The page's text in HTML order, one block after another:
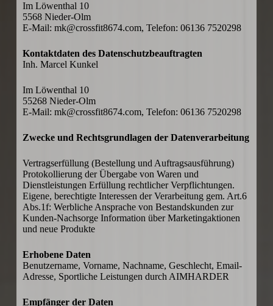
Im Löwenthal 10
5568 Nieder-Olm
E-Mail: mk@crossfit8674.com, Telefon: 06136 7520298
Kontaktdaten des Datenschutzbeauftragten
Inh. Marcel Kunkel
Im Löwenthal 10
55268 Nieder-Olm
E-Mail: mk@crossfit8674.com, Telefon: 06136 7520298
Zwecke und Rechtsgrundlagen der Datenverarbeitung
Vertragserfüllung (Bestellung und Auftragsausführung)
Protokollierung der Übergabe von Waren und
Dienstleistungen Erfüllung rechtlicher Verpflichtungen.
Eigene, berechtigte Interessen der Verarbeitung gem. Art.6
Abs.1f: Werbliche Ansprache von Bestandskunden zur
Kunden-Nachsorge Information über Marketingaktionen
und neue Produkte
Erhobene Daten
Benutzername, Vorname, Nachname, Geschlecht, Email-
Adresse, Sportliche Leistungen durch AIMHARDER
Empfänger der Daten